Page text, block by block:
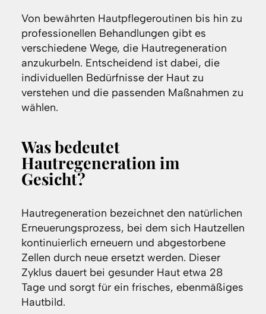
Von bewährten Hautpflegeroutinen bis hin zu
professionellen Behandlungen gibt es
verschiedene Wege, die Hautregeneration
anzukurbeln. Entscheidend ist dabei, die
individuellen Bedürfnisse der Haut zu
verstehen und die passenden Maßnahmen zu
wählen.
Was bedeutet
Hautregeneration im
Gesicht?
Hautregeneration bezeichnet den natürlichen
Erneuerungsprozess, bei dem sich Hautzellen
kontinuierlich erneuern und abgestorbene
Zellen durch neue ersetzt werden. Dieser
Zyklus dauert bei gesunder Haut etwa 28
Tage und sorgt für ein frisches, ebenmäßiges
Hautbild.